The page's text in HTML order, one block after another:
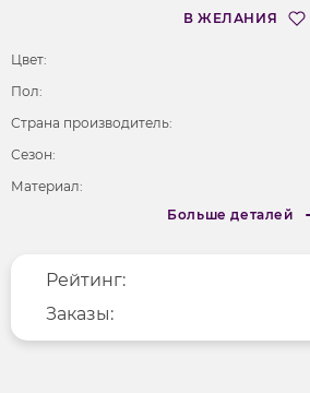
В ЖЕЛАНИЯ
Цвет:
Пол:
Страна производитель:
Сезон:
Материал:
Вырез горловины
Рисунок
Фактура материала
Больше деталей
Меньше деталей
Рейтинг:
Заказы: